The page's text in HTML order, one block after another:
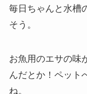
毎日ちゃんと水槽
そう。
お魚用のエサの味
んだとか！ペット
ね。